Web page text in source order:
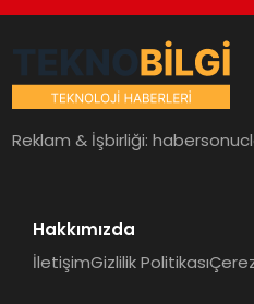
Reklam & İşbirliği:
Hakkımızda
İletişimGizlilik Politikası